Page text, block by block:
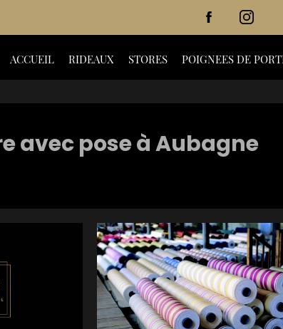
ACCUEIL RIDEAUX STORES POIGNEES DE
avec pose à Aubagne